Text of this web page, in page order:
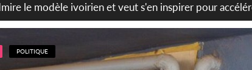
le métro d'Abidjan et les Agoras : un nouveau coup
POLITIQUE